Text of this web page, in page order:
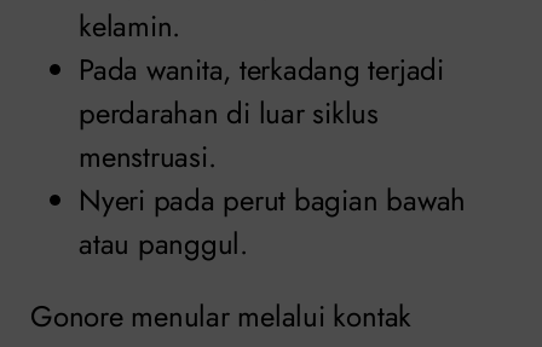
kelamin.
Pada wanita, terkadang terjadi
perdarahan di luar siklus
menstruasi.
Nyeri pada perut bagian bawah
atau panggul.
Gonore menular melalui kontak